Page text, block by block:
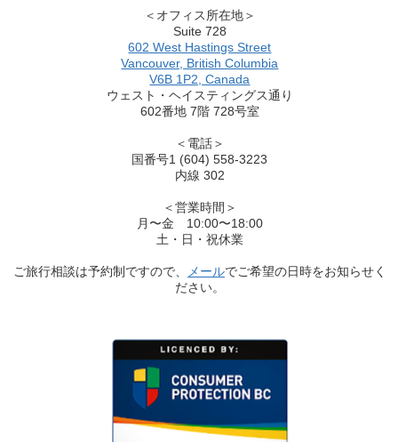
＜オフィス所在地＞
Suite 728
602 West Hastings Street
Vancouver, British Columbia
V6B 1P2, Canada
ウェスト・ヘイスティングス通り
602番地 7階 728号室
＜電話＞
国番号1 (604) 558-3223
内線 302
＜営業時間＞
月〜金 10:00〜18:00
土・日・祝休業
ご旅行相談は予約制ですので、 メールでご希望の日時をお知らせく
ださい。